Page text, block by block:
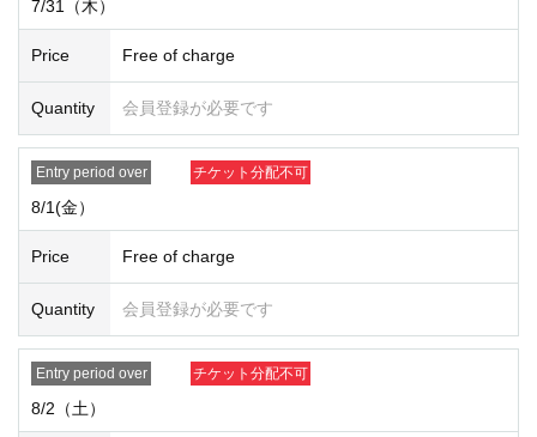
e note that you will not be able to choose the
admission time.
Please note that on the first day of the lottery application period (the day a
pplications begin), there will likely be a high volume of access and it will be di
[About your admission]
当選チケットの整理番号により入場時間が異なります
当選メールに記載されたURLから「QRコード入りチケット」をお受け取
りいただき、そのQRコードが表示された画面、もしくはQRコードを印刷し
た用紙を当日お持ちください。
ご入場前にQRコードチケットの認証（QRコード読み取り）を行います。
認証できない場合は購入をお断りさせていただく場合がございます。
QRコードチケットは1枚につき、ご当選されたご本人1名様1回限り有効で
す。
※小学生以下のお子様につきましては、2名まで同伴可能です。当選権および
7/31（木）
Price Free of charge
Quantity 会員登録が必要です
Entry period over チケット分配不可
8/1(金）
Price Free of charge
Quantity 会員登録が必要です
Entry period over チケット分配不可
8/2（土）